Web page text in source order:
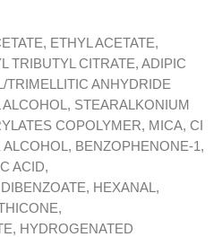
ETHYL ACETATE,
TRIBUTYL CITRATE, ADIPIC
TRIMELLITIC ANHYDRIDE
STEARALKONIUM
COPOLYMER, MICA, CI
BENZOPHENONE-1,
ACID,
HEXANAL,
HYDROGENATED